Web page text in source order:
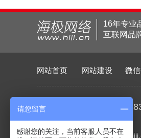
16年专业
互联网品
网站首页 网站建设 微
/
E-mail ：
请您留言
感谢您的关注，当前客服人员不在